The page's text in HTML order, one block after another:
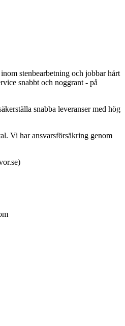
stenbearbetning och jobbar hårt
snabbt och noggrant - på
snabba leveranser med hög
Vi har ansvarsförsäkring genom